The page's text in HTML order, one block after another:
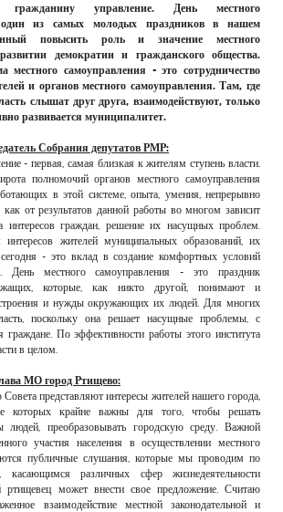
управление. День местного
один из самых молодых праздников в нашем
повысить роль и значение местного
демократии и гражданского общества.
местного самоуправления - это сотрудничество
и органов местного самоуправления. Там, где
слышат друг друга, взаимодействуют, только
развивается муниципалитет.
Собрания депутатов РМР:
- первая, самая близкая к жителям ступень власти.
полномочий органов местного самоуправления
в этой системе, опыта, умения, непрерывно
как от результатов данной работы во многом зависит
интересов граждан, решение их насущных проблем.
интересов жителей муниципальных образований, их
- это вклад в создание комфортных условий
День местного самоуправления - это праздник
которые, как никто другой, понимают и
и нужды окружающих их людей. Для многих
поскольку она решает насущные проблемы, с
По эффективности работы этого института
в целом.
МО город Ртищево:
представляют интересы жителей нашего города,
которых крайне важны для того, чтобы решать
людей, преобразовывать городскую среду. Важной
участия населения в осуществлении местного
публичные слушания, которые мы проводим по
касающимся различных сфер жизнедеятельности
может внести свое предложение. Считаю
взаимодействие местной законодательной и